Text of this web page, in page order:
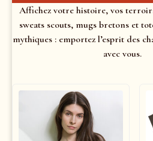
Affichez votre histoire, vos
sweats scouts, mugs bretons et
mythiques : emportez l’esprit des
avec vous.